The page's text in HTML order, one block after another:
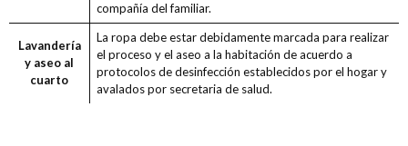
compañía del familiar.
Lavandería
y aseo al
cuarto
La ropa debe estar debidamente marcada para realizar
el proceso y el aseo a la habitación de acuerdo a
protocolos de desinfección establecidos por el hogar y
avalados por secretaria de salud.